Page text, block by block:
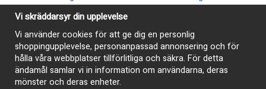
Vi skräddarsyr din upplevelse
Vi använder cookies för att ge dig en personlig
shoppingupplevelse, personanpassad annonsering och för
hålla våra webbplatser tillförlitliga och säkra. För detta
ändamål samlar vi in information om användarna, deras
mönster och deras enheter.